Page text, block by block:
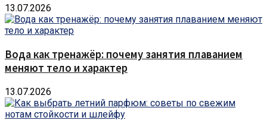
13.07.2026
Вода как тренажёр: почему занятия плаванием
меняют тело и характер
13.07.2026